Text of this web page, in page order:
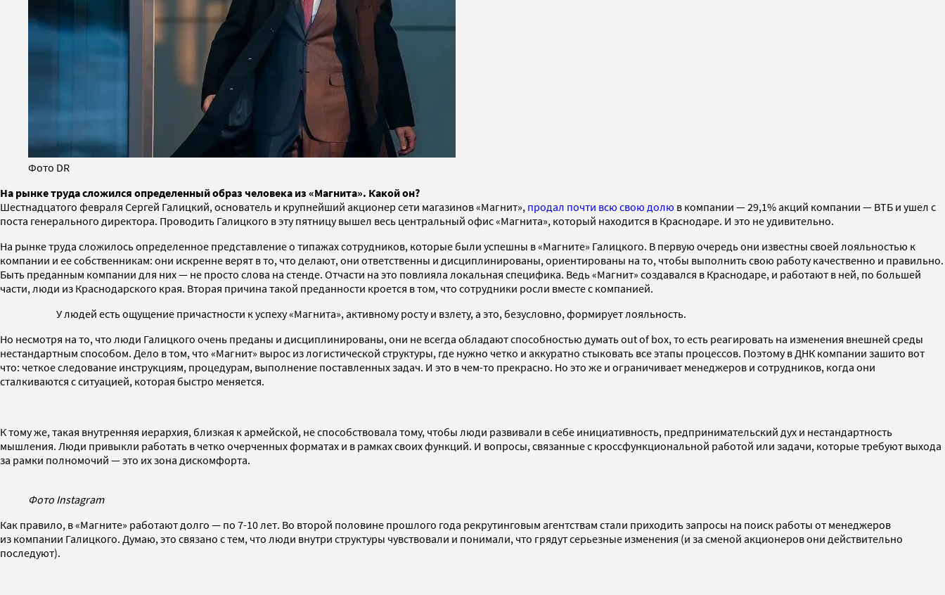
Фото DR
На рынке труда сложился определенный образ человека из «Магнита». Какой он?
Шестнадцатого февраля Сергей Галицкий, основатель и крупнейший акционер сети магазинов «Магнит», продал почти всю свою долю в компании — 29,1% акций компании — ВТБ и ушел с
поста генерального директора. Проводить Галицкого в эту пятницу вышел весь центральный офис «Магнита», который находится в Краснодаре. И это не удивительно.
На рынке труда сложилось определенное представление о типажах сотрудников, которые были успешны в «Магните» Галицкого. В первую очередь они известны своей лояльностью к
компании и ее собственникам: они искренне верят в то, что делают, они ответственны и дисциплинированы, ориентированы на то, чтобы выполнить свою работу качественно и правильно.
Быть преданным компании для них — не просто слова на стенде. Отчасти на это повлияла локальная специфика. Ведь «Магнит» создавался в Краснодаре, и работают в ней, по большей
части, люди из Краснодарского края. Вторая причина такой преданности кроется в том, что сотрудники росли вместе с компанией.
У людей есть ощущение причастности к успеху «Магнита», активному росту и взлету, а это, безусловно, формирует лояльность.
Но несмотря на то, что люди Галицкого очень преданы и дисциплинированы, они не всегда обладают способностью думать out of box, то есть реагировать на изменения внешней среды
нестандартным способом. Дело в том, что «Магнит» вырос из логистической структуры, где нужно четко и аккуратно стыковать все этапы процессов. Поэтому в ДНК компании зашито вот
что: четкое следование инструкциям, процедурам, выполнение поставленных задач. И это в чем-то прекрасно. Но это же и ограничивает менеджеров и сотрудников, когда они
сталкиваются с ситуацией, которая быстро меняется.
К тому же, такая внутренняя иерархия, близкая к армейской, не способствовала тому, чтобы люди развивали в себе инициативность, предпринимательский дух и нестандартность
мышления. Люди привыкли работать в четко очерченных форматах и в рамках своих функций. И вопросы, связанные с кроссфункциональной работой или задачи, которые требуют выхода
за рамки полномочий — это их зона дискомфорта.
Фото Instagram
Как правило, в «Магните» работают долго — по 7-10 лет. Во второй половине прошлого года рекрутинговым агентствам стали приходить запросы на поиск работы от менеджеров
из компании Галицкого. Думаю, это связано с тем, что люди внутри структуры чувствовали и понимали, что грядут серьезные изменения (и за сменой акционеров они действительно
последуют).